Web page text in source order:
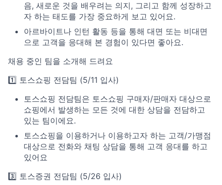
음, 새로운 것을 배우려는 의지, 그리고 함께 성장하고
자 하는 태도를 가장 중요하게 보고 있어요.
아르바이트나 인턴 활동 등을 통해 대면 또는 비대면
으로 고객을 응대해 본 경험이 있다면 좋아요.
채용 중인 팀을 소개해 드려요
1️⃣ 토스쇼핑 전담팀 (5/11 입사)
토스쇼핑 전담팀은 토스쇼핑 구매자/판매자 대상으로
쇼핑에서 발생하는 모든 것에 대한 상담을 전담하고
있는 팀이에요.
토스쇼핑을 이용하거나 이용하고자 하는 고객/가맹점
대상으로 전화와 채팅 상담을 통해 고객 응대를 하고
있어요
3️⃣ 토스증권 전담팀 (5/26 입사)